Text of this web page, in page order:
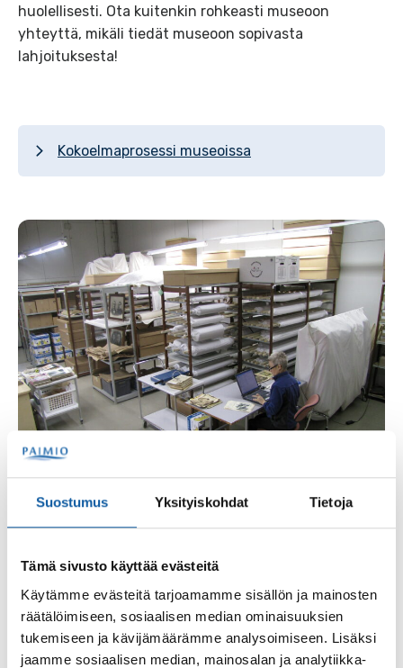
Suostumus Yksityiskohdat Tietoja
Tämä sivusto käyttää evästeitä
Käytämme evästeitä tarjoamamme sisällön ja mainosten
räätälöimiseen, sosiaalisen median ominaisuuksien
tukemiseen ja kävijämäärämme analysoimiseen. Lisäksi
jaamme sosiaalisen median, mainosalan ja analytiikka-
huolellisesti. Ota kuitenkin rohkeasti museoon
yhteyttä, mikäli tiedät museoon sopivasta
lahjoituksesta!
Kokoelmaprosessi museoissa
Millaiset lahjoitukset soveltuvat museoiden
kokoelmiin?
Jokaisella Paimion museolla on oma erikoisalansa, johon
liittyvää esineistöä museon on tarkoituksenmukaista
kartuttaa. Yhdessä muiden Varsinais-Suomen museoiden
kanssa museot muodostavat kokonaisuuden, eikä museoiden